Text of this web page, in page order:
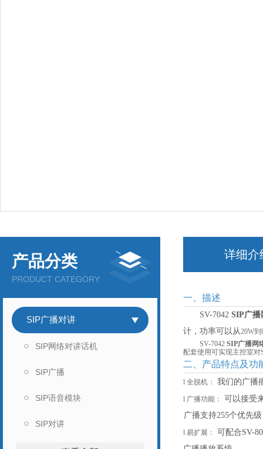
产品分类
PRODUCT CATEGORY
SIP广播对讲
SIP网络对讲话机
SIP广播
SIP语音模块
SIP对讲
详细介
一、描述
SV-7042 SIP广播
计，功率可以从20W到
SV-7042 SIP广播网
配套使用可实现主控室
二、产品特点及功
l 全脱机： 我们的广播
l 广播功能：
可以接受
广播支持255个优先
l 易扩展： 可配合SV-